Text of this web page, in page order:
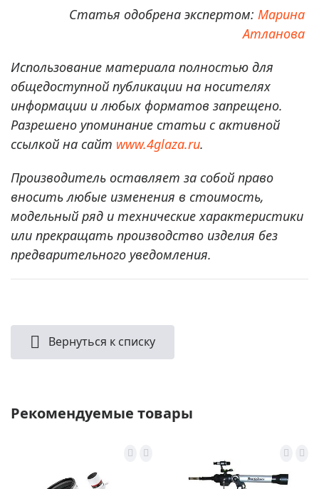
Статья одобрена экспертом: Марина
Атланова
Использование материала полностью для
общедоступной публикации на носителях
информации и любых форматов запрещено.
Разрешено упоминание статьи с активной
ссылкой на сайт www.4glaza.ru.
Производитель оставляет за собой право
вносить любые изменения в стоимость,
модельный ряд и технические характеристики
или прекращать производство изделия без
предварительного уведомления.
Вернуться к списку
Рекомендуемые товары